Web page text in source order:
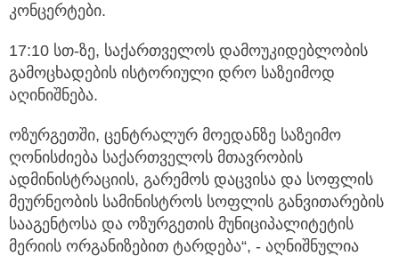
კონცერტები.
17:10 სთ-ზე, საქართველოს დამოუკიდებლობის
გამოცხადების ისტორიული დრო საზეიმოდ
აღინიშნება.
ოზურგეთში, ცენტრალურ მოედანზე საზეიმო
ღონისძიება საქართველოს მთავრობის
ადმინისტრაციის, გარემოს დაცვისა და სოფლის
მეურნეობის სამინისტროს სოფლის განვითარების
სააგენტოსა და ოზურგეთის მუნიციპალიტეტის
მერიის ორგანიზებით ტარდება“, - აღნიშნულია